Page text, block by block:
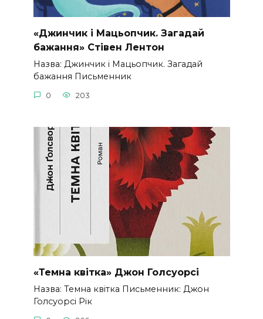
«Джинчик і Мацьопчик. Загадай
бажання» Стівен Лентон
Назва: Джинчик і Мацьопчик. Загадай
бажання Письменник
0 203
«Темна квітка» Джон Голсуорсі
Назва: Темна квітка Письменник: Джон
Голсуорсі Рік